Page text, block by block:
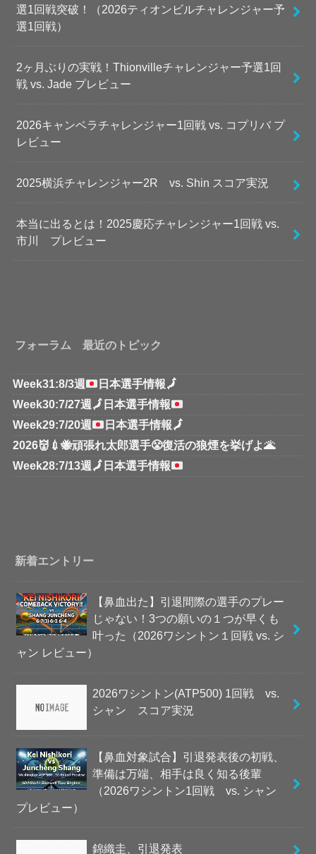
選1回戦突破！（2026ティオンビルチャレンジャー予
選1回戦）
2ヶ月ぶりの実戦！Thionvilleチャレンジャー予選1回
戦 vs. Jade プレビュー
2026キャンベラチャレンジャー1回戦 vs. コプリバ プ
レビュー
2025横浜チャレンジャー2R vs. Shin スコア実況
本当に出るとは！2025慶応チャレンジャー1回戦 vs.
市川 プレビュー
フォーラム 最近のトピック
Week31:8/3週 日本選手情報🗾
Week30:7/27週 🗾 日本選手情報
Week29:7/20週
日本選手情報🗾
2026👹💉🐝頑張れ太郎選手😤復活の狼煙を挙げよ🌋
Week28:7/13週 🗾 日本選手情報
新着エントリー
【鼻血出た】引退間際の選手のプレー
じゃない！3つの願いの１つが早くも
叶った（2026ワシントン１回戦 vs. シ
ャン レビュー）
2026ワシントン(ATP500) 1回戦 vs.
シャン スコア実況
【鼻血対象試合】引退発表後の初戦、
準備は万端、相手は良く知る後輩
（2026ワシントン1回戦 vs. シャン
プレビュー）
錦織圭、引退発表